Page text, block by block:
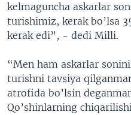
kelmaguncha askarlar
turishimiz, kerak bo’lsa
kerak edi”, - dedi Milli.
“Men ham askarlar
turishni tavsiya
atrofida bo’lsin
Qo’shinlarning